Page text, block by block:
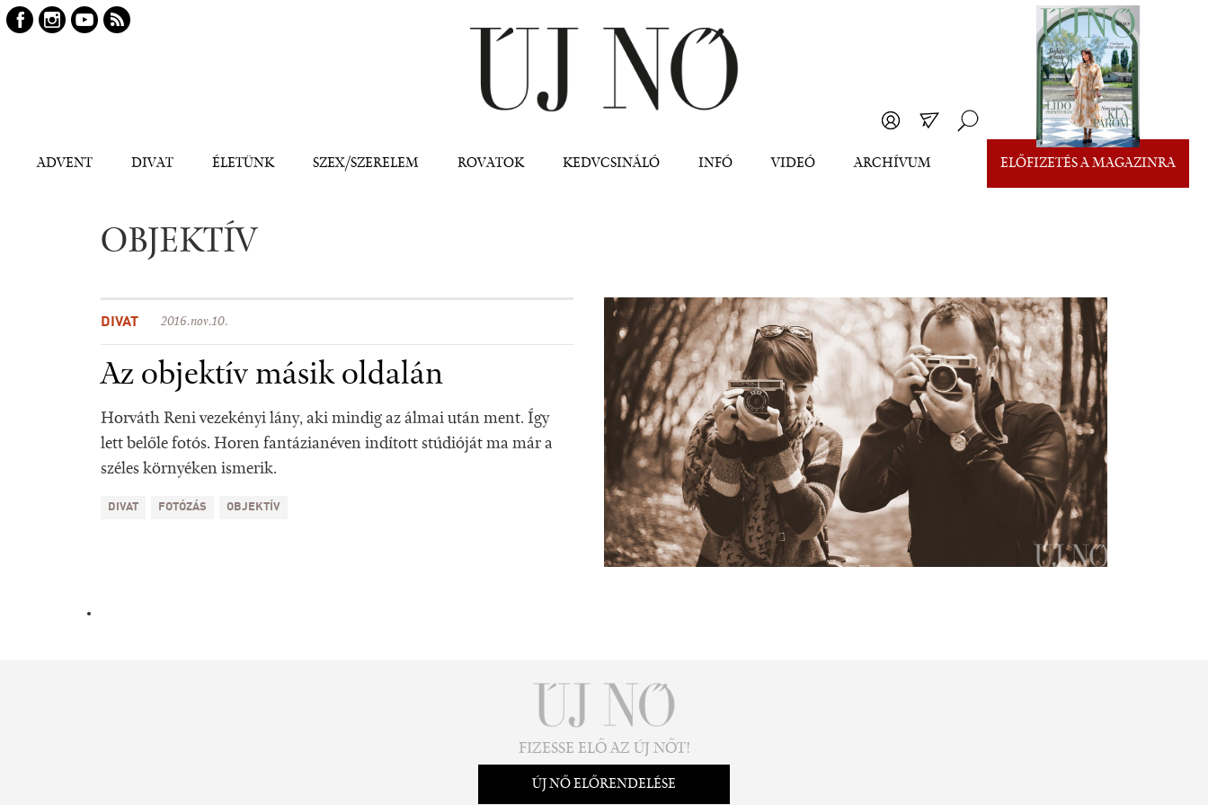
ADVENT DIVAT ÉLETÜNK SZEX/SZERELEM ROVATOK KEDVCSINÁLÓ INFÓ VIDEÓ ARCHÍVUM ELŐFIZETÉS A MAGAZINRA
OBJEKTÍV
DIVAT 2016.nov.10.
Az objektív másik oldalán
Horváth Reni vezekényi lány, aki mindig az álmai után ment. Így
lett belőle fotós. Horen fantázianéven indított stúdióját ma már a
széles környéken ismerik.
DIVAT FOTÓZÁS OBJEKTÍV
FIZESSE ELŐ AZ ÚJ NŐT!
ÚJ NŐ ELŐRENDELÉSE